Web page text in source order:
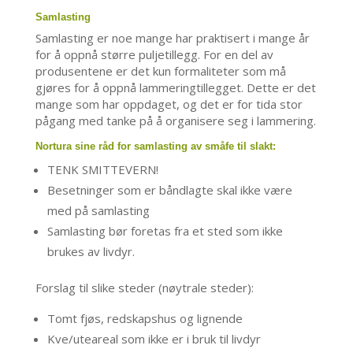
Samlasting
Samlasting er noe mange har praktisert i mange år
for å oppnå større puljetillegg. For en del av
produsentene er det kun formaliteter som må
gjøres for å oppnå lammeringtillegget. Dette er det
mange som har oppdaget, og det er for tida stor
pågang med tanke på å organisere seg i lammering.
Nortura sine råd for samlasting av småfe til slakt:
TENK SMITTEVERN!
Besetninger som er båndlagte skal ikke være
med på samlasting
Samlasting bør foretas fra et sted som ikke
brukes av livdyr.
Forslag til slike steder (nøytrale steder):
Tomt fjøs, redskapshus og lignende
Kve/uteareal som ikke er i bruk til livdyr